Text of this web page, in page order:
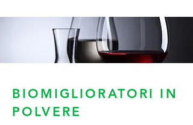
BIOMIGLIORATORI IN
POLVERE